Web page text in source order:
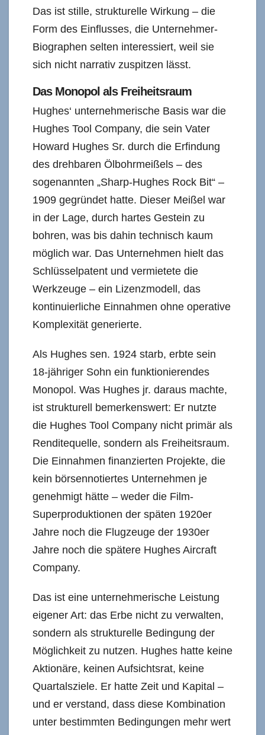
Das ist stille, strukturelle Wirkung – die
Form des Einflusses, die Unternehmer-
Biographen selten interessiert, weil sie
sich nicht narrativ zuspitzen lässt.
Das Monopol als Freiheitsraum
Hughes‘ unternehmerische Basis war die
Hughes Tool Company, die sein Vater
Howard Hughes Sr. durch die Erfindung
des drehbaren Ölbohrmeißels – des
sogenannten „Sharp-Hughes Rock Bit“ –
1909 gegründet hatte. Dieser Meißel war
in der Lage, durch hartes Gestein zu
bohren, was bis dahin technisch kaum
möglich war. Das Unternehmen hielt das
Schlüsselpatent und vermietete die
Werkzeuge – ein Lizenzmodell, das
kontinuierliche Einnahmen ohne operative
Komplexität generierte.
Als Hughes sen. 1924 starb, erbte sein
18-jähriger Sohn ein funktionierendes
Monopol. Was Hughes jr. daraus machte,
ist strukturell bemerkenswert: Er nutzte
die Hughes Tool Company nicht primär als
Renditequelle, sondern als Freiheitsraum.
Die Einnahmen finanzierten Projekte, die
kein börsennotiertes Unternehmen je
genehmigt hätte – weder die Film-
Superproduktionen der späten 1920er
Jahre noch die Flugzeuge der 1930er
Jahre noch die spätere Hughes Aircraft
Company.
Das ist eine unternehmerische Leistung
eigener Art: das Erbe nicht zu verwalten,
sondern als strukturelle Bedingung der
Möglichkeit zu nutzen. Hughes hatte keine
Aktionäre, keinen Aufsichtsrat, keine
Quartalsziele. Er hatte Zeit und Kapital –
und er verstand, dass diese Kombination
unter bestimmten Bedingungen mehr wert